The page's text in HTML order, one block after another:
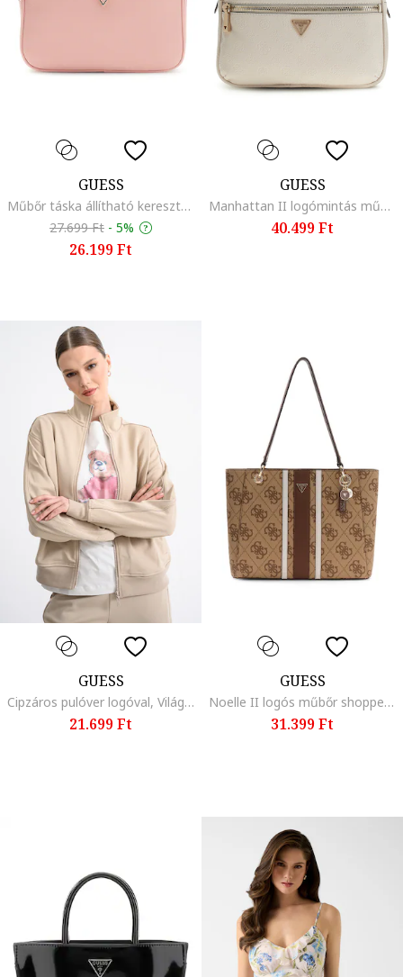
GUESS
Műbőr táska állítható keresztpánttal, Halvány rózsaszín
27.699 Ft - 5%
26.199 Ft
GUESS
Manhattan II logómintás műbőr hátizsák, Törtfehér
40.499 Ft
GUESS
Cipzáros pulóver logóval, Világos tópbarna
21.699 Ft
GUESS
Noelle II logós műbőr shopper fazonú táska, Barna/Törtfehér
31.399 Ft